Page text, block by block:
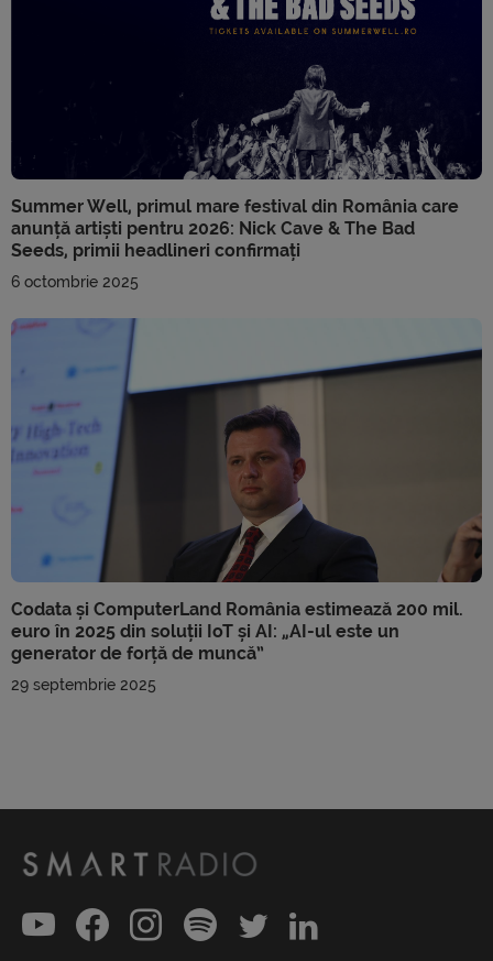
Summer Well, primul mare festival din România care
anunță artiști pentru 2026: Nick Cave & The Bad
Seeds, primii headlineri confirmați
6 octombrie 2025
Codata și ComputerLand România estimează 200 mil.
euro în 2025 din soluții IoT și AI: „AI-ul este un
generator de forță de muncă”
29 septembrie 2025